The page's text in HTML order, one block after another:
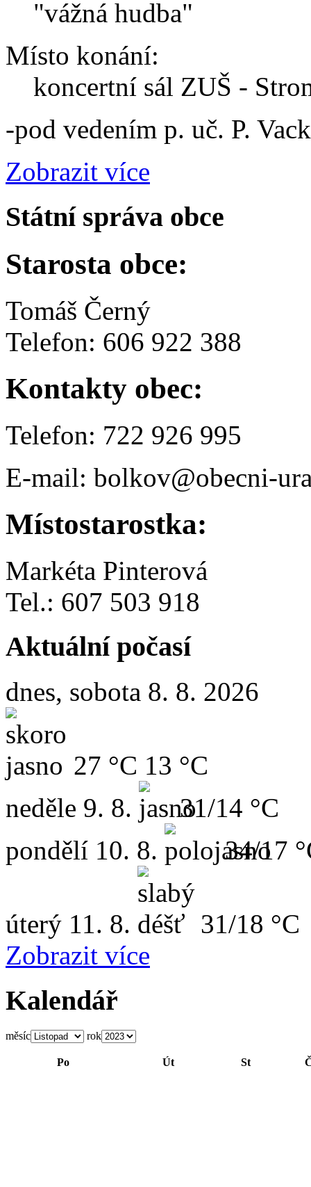
"vážná hudba"
Místo konání:
koncertní sál ZUŠ -
-pod vedením p. uč. P.
Zobrazit více
Státní správa obce
Starosta obce:
Tomáš Černý
Telefon: 606 922 388
Kontakty obec:
Telefon: 722 926 995
E-mail: bolkov@obecni-
Místostarostka:
Markéta Pinterová
Tel.: 607 503 918
Aktuální počasí
dnes, sobota 8. 8. 2026
27 °C 13 °C
neděle 9. 8.
31/14 °C
pondělí 10. 8. 34/17
úterý 11. 8.
31/18 °C
Zobrazit více
Kalendář
měsíc rok
Po Út St